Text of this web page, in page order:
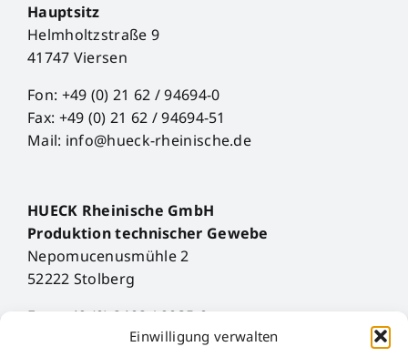
Einwilligung verwalten
Hauptsitz
Helmholtzstraße 9
41747 Viersen
Fon: +49 (0) 21 62 / 94694-0
Fax: +49 (0) 21 62 / 94694-51
Mail: info@hueck-rheinische.de
HUECK Rheinische GmbH
Produktion technischer Gewebe
Nepomucenusmühle 2
52222 Stolberg
Fon: +49 (0) 2402 / 9035-0
Fax: +49 (0) 2402 / 9035-29